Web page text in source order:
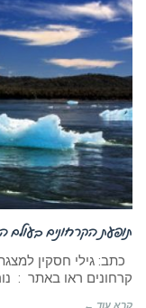
תופעת הקרחונים בעולם
כתב: גילי חסקין
קרחונים ראו באתר :